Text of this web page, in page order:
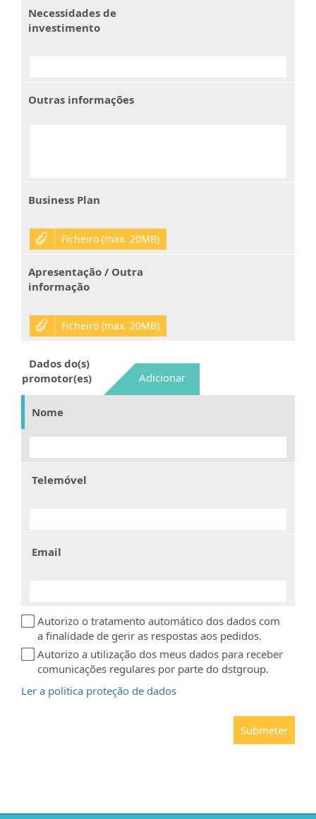
Necessidades de
investimento
Outras informações
Business Plan
Ficheiro (max. 20MB)
Apresentação / Outra
informação
Ficheiro (max. 20MB)
Dados do(s)
promotor(es)
Adicionar
Nome
Telemóvel
Email
Autorizo o tratamento automático dos dados com
a finalidade de gerir as respostas aos pedidos.
Autorizo a utilização dos meus dados para receber
comunicações regulares por parte do dstgroup.
Ler a politica proteção de dados